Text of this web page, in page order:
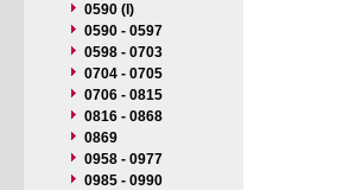
0590 (I)
0590 - 0597
0598 - 0703
0704 - 0705
0706 - 0815
0816 - 0868
0869
0958 - 0977
0985 - 0990